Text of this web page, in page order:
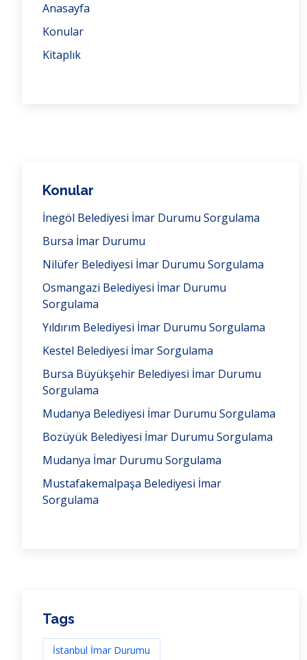
Anasayfa
Konular
Kitaplık
Konular
İnegöl Belediyesi İmar Durumu Sorgulama
Bursa İmar Durumu
Nilüfer Belediyesi İmar Durumu Sorgulama
Osmangazi Belediyesi İmar Durumu
Sorgulama
Yıldırım Belediyesi İmar Durumu Sorgulama
Kestel Belediyesi İmar Sorgulama
Bursa Büyükşehir Belediyesi İmar Durumu
Sorgulama
Mudanya Belediyesi İmar Durumu Sorgulama
Bozüyük Belediyesi İmar Durumu Sorgulama
Mudanya İmar Durumu Sorgulama
Mustafakemalpaşa Belediyesi İmar
Sorgulama
Tags
İstanbul İmar Durumu